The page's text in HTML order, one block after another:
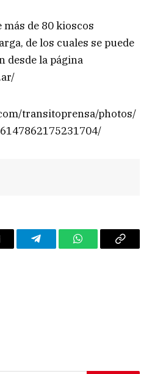
más de 80 kioscos
de los cuales se puede
desde la página
transitoprensa/photos/
TelegramWhatsAppCopy